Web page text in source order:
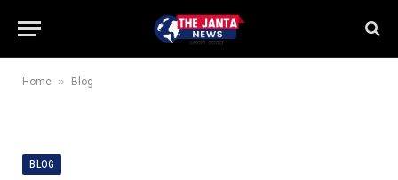
Home » Blog
BLOG